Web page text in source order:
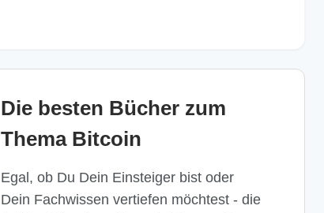
Die besten Bücher zum
Thema Bitcoin
Egal, ob Du Dein Einsteiger bist oder
Dein Fachwissen vertiefen möchtest - die